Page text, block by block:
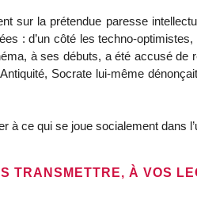
la prétendue paresse
: d’un côté les techno-
à ses débuts, a été accusé
Socrate lui-même
à ce qui se joue socialement dans
TRANSMETTRE, À VOS